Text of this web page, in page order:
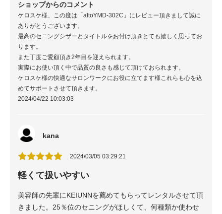
ショップからのコメント
ケロスケ様、この度は「altoYMD-302C」にレビュー頂きまして誠に
ありがとうございます。
最高のセニングシザーとタイトルをお付け頂きとても嬉しく思ってお
ります。
また丁度ご愛顧頂き2年目を迎えられます。
実際にお使い頂く中で品質の良さも感じて頂けておられます。
ケロスケ様の快適なサロンワークにお役に立てます様これらも心を込
めてサポートさせて頂きます。
2024/04/22 10:03:03
kana
2024/03/05 03:29:21
軽くて扱いやすい
美容師の先輩にKEIUNNを薦めてもらってレンタルさせて頂
きました。25％位のセニングがほしくて、何種類か使わせ